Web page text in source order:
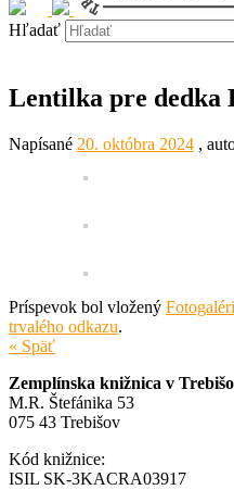
Hľadať
Lentilka pre dedka
Napísané 20. októbra 2024 ,
Príspevok bol vložený
trvalého odkazu.
« Späť
Zemplínska knižnica v
M.R. Štefánika 53
075 43 Trebišov
Kód knižnice:
ISIL SK-3KACRA03917